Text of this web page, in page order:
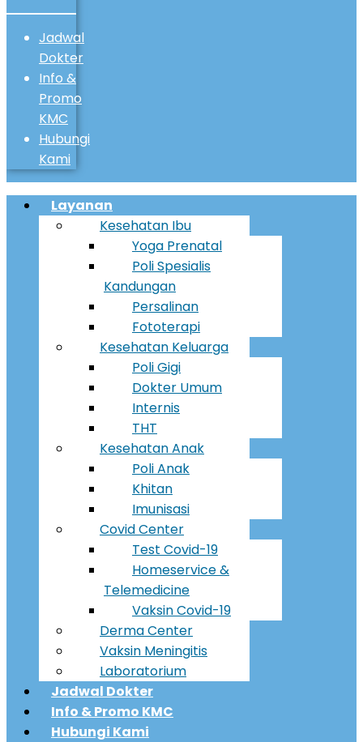
Jadwal
Dokter
Info &
Promo
KMC
Hubungi
Kami
Menu
Layanan
Kesehatan Ibu
Yoga Prenatal
Poli Spesialis
Kandungan
Persalinan
Fototerapi
Kesehatan Keluarga
Poli Gigi
Dokter Umum
Internis
THT
Kesehatan Anak
Poli Anak
Khitan
Imunisasi
Covid Center
Test Covid-19
Homeservice &
Telemedicine
Vaksin Covid-19
Derma Center
Vaksin Meningitis
Laboratorium
Jadwal Dokter
Info & Promo KMC
Hubungi Kami